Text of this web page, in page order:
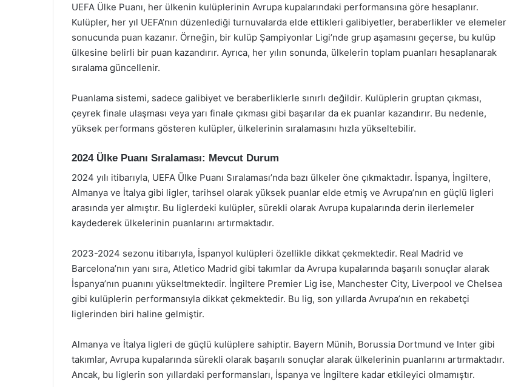
UEFA Ülke Puanı, her ülkenin kulüplerinin Avrupa kupalarındaki performansına göre hesaplanır.
Kulüpler, her yıl UEFA’nın düzenlediği turnuvalarda elde ettikleri galibiyetler, beraberlikler ve elemeler
sonucunda puan kazanır. Örneğin, bir kulüp Şampiyonlar Ligi’nde grup aşamasını geçerse, bu kulüp
ülkesine belirli bir puan kazandırır. Ayrıca, her yılın sonunda, ülkelerin toplam puanları hesaplanarak
sıralama güncellenir.
Puanlama sistemi, sadece galibiyet ve beraberliklerle sınırlı değildir. Kulüplerin gruptan çıkması,
çeyrek finale ulaşması veya yarı finale çıkması gibi başarılar da ek puanlar kazandırır. Bu nedenle,
yüksek performans gösteren kulüpler, ülkelerinin sıralamasını hızla yükseltebilir.
2024 Ülke Puanı Sıralaması: Mevcut Durum
2024 yılı itibarıyla, UEFA Ülke Puanı Sıralaması’nda bazı ülkeler öne çıkmaktadır. İspanya, İngiltere,
Almanya ve İtalya gibi ligler, tarihsel olarak yüksek puanlar elde etmiş ve Avrupa’nın en güçlü ligleri
arasında yer almıştır. Bu liglerdeki kulüpler, sürekli olarak Avrupa kupalarında derin ilerlemeler
kaydederek ülkelerinin puanlarını artırmaktadır.
2023-2024 sezonu itibarıyla, İspanyol kulüpleri özellikle dikkat çekmektedir. Real Madrid ve
Barcelona’nın yanı sıra, Atletico Madrid gibi takımlar da Avrupa kupalarında başarılı sonuçlar alarak
İspanya’nın puanını yükseltmektedir. İngiltere Premier Lig ise, Manchester City, Liverpool ve Chelsea
gibi kulüplerin performansıyla dikkat çekmektedir. Bu lig, son yıllarda Avrupa’nın en rekabetçi
liglerinden biri haline gelmiştir.
Almanya ve İtalya ligleri de güçlü kulüplere sahiptir. Bayern Münih, Borussia Dortmund ve Inter gibi
takımlar, Avrupa kupalarında sürekli olarak başarılı sonuçlar alarak ülkelerinin puanlarını artırmaktadır.
Ancak, bu liglerin son yıllardaki performansları, İspanya ve İngiltere kadar etkileyici olmamıştır.